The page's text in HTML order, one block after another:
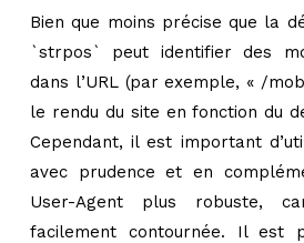
Bien que moins précise que la
`strpos` peut identifier des
dans l’URL (par exemple, « /
le rendu du site en fonction du
Cependant, il est important
avec prudence et en
User-Agent plus robuste,
facilement contournée. Il est